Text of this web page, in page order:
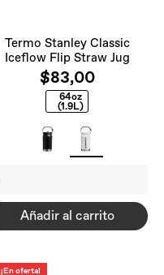
Termo Stanley Classic
Iceflow Flip Straw Jug
$83,00
64oz
(1.9L)
Añadir al carrito
¡En oferta!